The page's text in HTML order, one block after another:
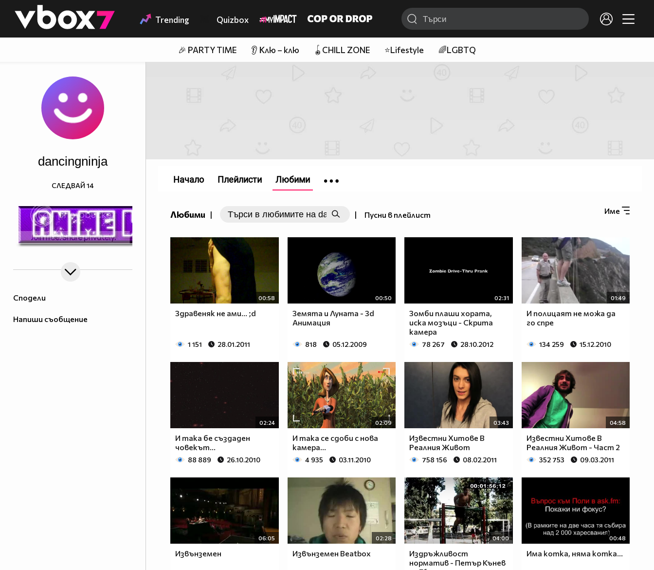
👾 Trending Quizbox
🎉 PARTY TIME 👂 Клю – клю 🪀CHILL ZONE ⭐Lifestyle 🌈LGBTQ
Сподели
Напиши съобщение
dancingninja
СЛЕДВАЙ 14
Любими | | Пусни в плейлист Име
00:58
Здравеняк не ами... ;d
1 151 28.01.2011
00:50
Земята и Луната - 3d
Анимация
818 05.12.2009
02:31
Зомби плаши хората,
иска мозъци - Скрита
камера
78 267 28.10.2012
01:49
И полицаят не можа да
го спре
134 259 15.12.2010
02:24
И така бе създаден
човекът...
88 889 26.10.2010
02:09
И така се сдоби с нова
камера...
4 935 03.11.2010
03:43
Известни Хитовe В
Реалния Живот
758 156 08.02.2011
04:58
Известни Хитове В
Реалния Живот - Част 2
352 753 09.03.2011
06:05
Извънземен
02:28
Извънземен Beatbox
04:00
Издръжливост
норматив - Петър Кънев
00:48
Има котка, няма котка...
Начало Плейлисти Любими